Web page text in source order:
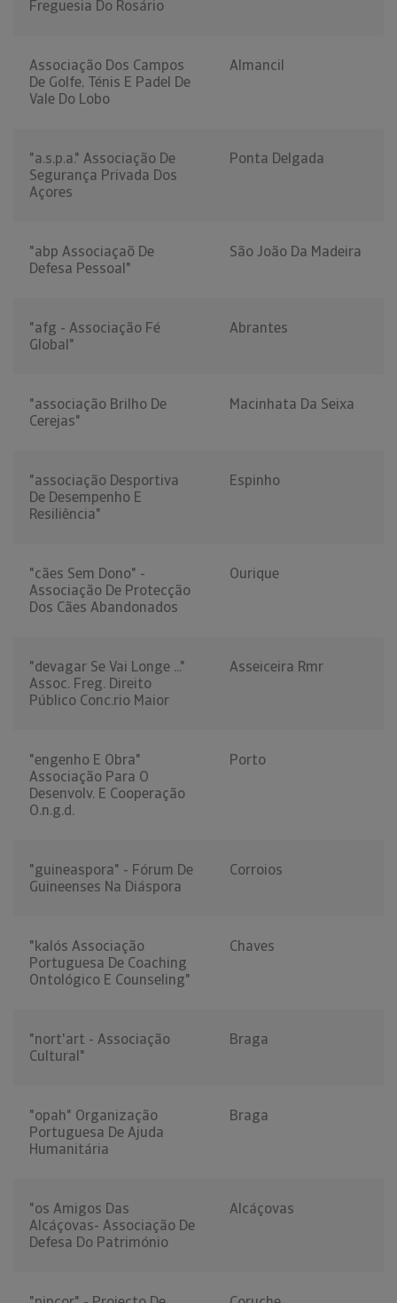
Freguesia Do Rosário
Associação Dos Campos
De Golfe, Ténis E Padel De
Vale Do Lobo
Almancil
"a.s.p.a." Associação De
Segurança Privada Dos
Açores
Ponta Delgada
"abp Associaçaõ De
Defesa Pessoal"
São João Da Madeira
"afg - Associação Fé
Global"
Abrantes
"associação Brilho De
Cerejas"
Macinhata Da Seixa
"associação Desportiva
De Desempenho E
Resiliência"
Espinho
"cães Sem Dono" -
Associação De Protecção
Dos Cães Abandonados
Ourique
"devagar Se Vai Longe ..."
Assoc. Freg. Direito
Público Conc.rio Maior
Asseiceira Rmr
"engenho E Obra"
Associação Para O
Desenvolv. E Cooperação
O.n.g.d.
Porto
"guineaspora" - Fórum De
Guineenses Na Diáspora
Corroios
"kalós Associação
Portuguesa De Coaching
Ontológico E Counseling"
Chaves
"nort'art - Associação
Cultural"
Braga
"opah" Organização
Portuguesa De Ajuda
Humanitária
Braga
"os Amigos Das
Alcáçovas- Associação De
Defesa Do Património
Alcáçovas